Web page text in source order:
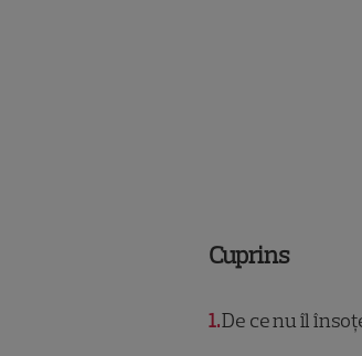
Cuprins
1De ce nu îl